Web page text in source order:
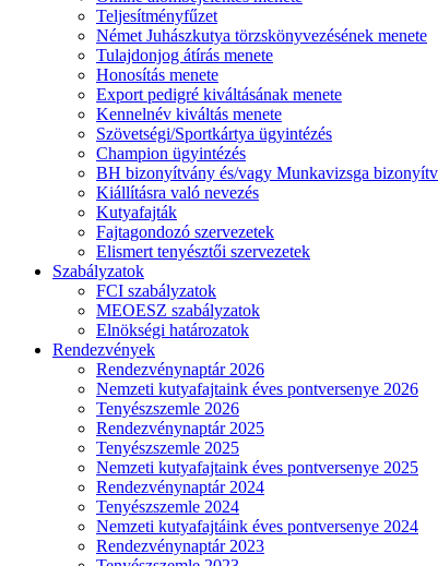
Teljesítményfűzet
Német Juhászkutya törzskönyvezésének menete
Tulajdonjog átírás menete
Honosítás menete
Export pedigré kiváltásának menete
Kennelnév kiváltás menete
Szövetségi/Sportkártya ügyintézés
Champion ügyintézés
BH bizonyítvány és/vagy Munkavizsga
Kiállításra való nevezés
Kutyafajták
Fajtagondozó szervezetek
Elismert tenyésztői szervezetek
Szabályzatok
FCI szabályzatok
MEOESZ szabályzatok
Elnökségi határozatok
Rendezvények
Rendezvénynaptár 2026
Nemzeti kutyafajtaink éves pontversenye 2026
Tenyészszemle 2026
Rendezvénynaptár 2025
Tenyészszemle 2025
Nemzeti kutyafajtaink éves pontversenye 2025
Rendezvénynaptár 2024
Tenyészszemle 2024
Nemzeti kutyafajtáink éves pontversenye 2024
Rendezvénynaptár 2023